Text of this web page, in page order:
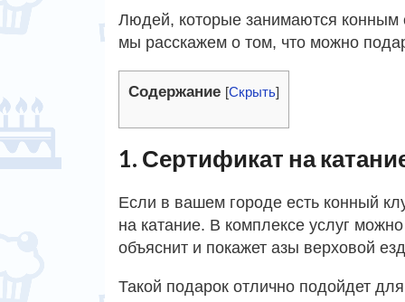
Людей, которые занимаются конным
мы расскажем о том, что можно
Содержание [Скрыть]
1. Сертификат на
Если в вашем городе есть конный
на катание. В комплексе услуг
объяснит и покажет азы верховой
Такой подарок отлично подойдет